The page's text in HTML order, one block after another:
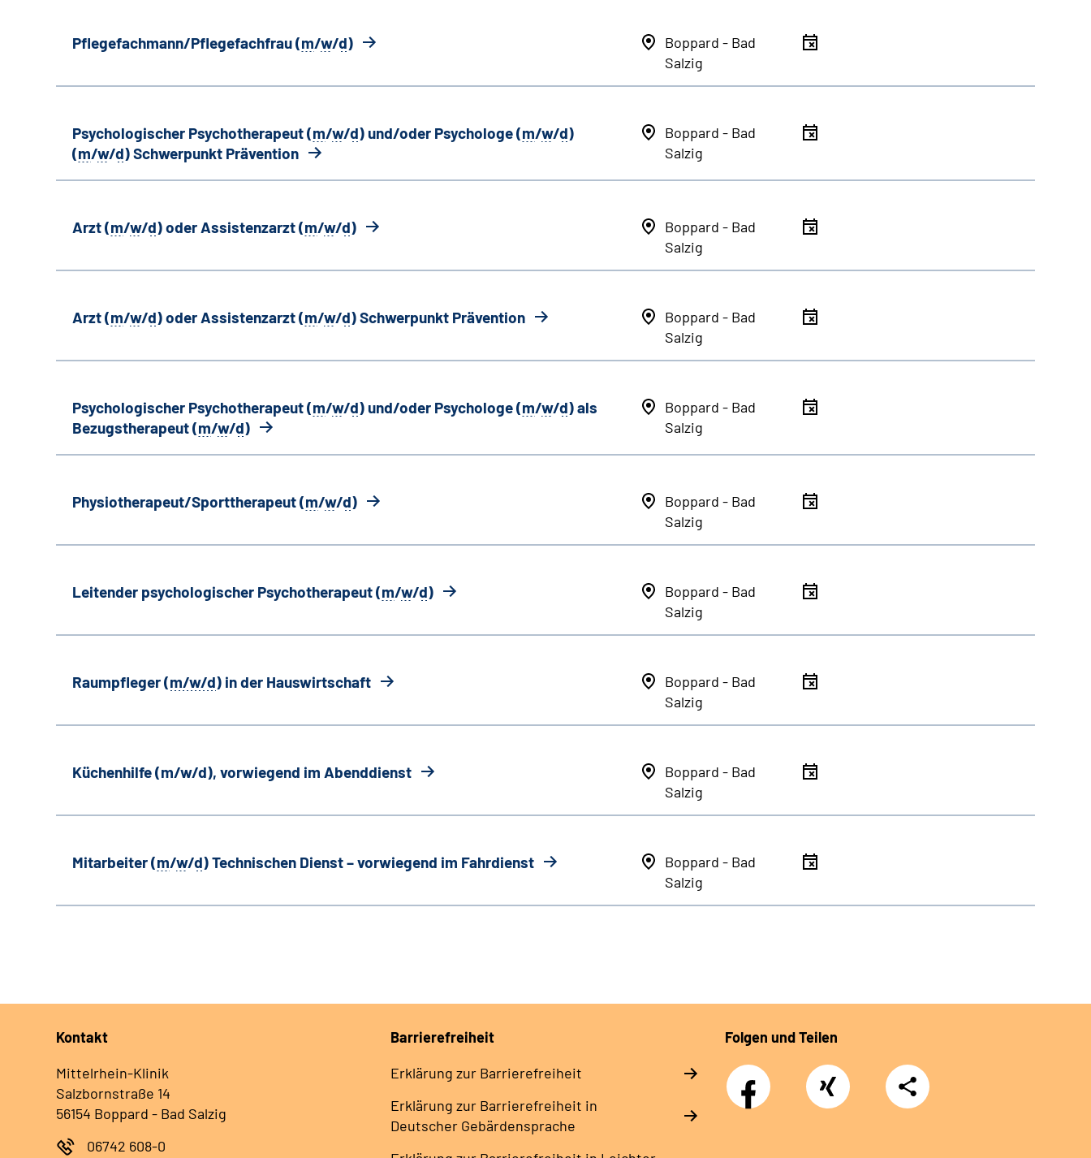
Pflegefachmann/Pflegefachfrau (m/w/d)
Boppard - Bad
Salzig
Psychologischer Psychotherapeut (m/w/d) und/oder Psychologe (m/w/d)
(m/w/d) Schwerpunkt Prävention
Boppard - Bad
Salzig
Arzt (m/w/d) oder Assistenzarzt (m/w/d)
Boppard - Bad
Salzig
Arzt (m/w/d) oder Assistenzarzt (m/w/d) Schwerpunkt Prävention
Boppard - Bad
Salzig
Psychologischer Psychotherapeut (m/w/d) und/oder Psychologe (m/w/d) als
Bezugstherapeut (m/w/d)
Boppard - Bad
Salzig
Physiotherapeut/Sporttherapeut (m/w/d)
Boppard - Bad
Salzig
Leitender psychologischer Psychotherapeut (m/w/d)
Boppard - Bad
Salzig
Raumpfleger (m/w/d) in der Hauswirtschaft
Boppard - Bad
Salzig
Küchenhilfe (m/w/d), vorwiegend im Abenddienst
Boppard - Bad
Salzig
Mitarbeiter (m/w/d) Technischen Dienst – vorwiegend im Fahrdienst
Boppard - Bad
Salzig
Kontakt
Mittelrhein-Klinik
Salzbornstraße 14
56154 Boppard - Bad Salzig
06742 608-0
Barrierefreiheit
Erklärung zur Barrierefreiheit
Erklärung zur Barrierefreiheit in
Deutscher Gebärdensprache
Folgen und Teilen
Facebook Xing
Teilen